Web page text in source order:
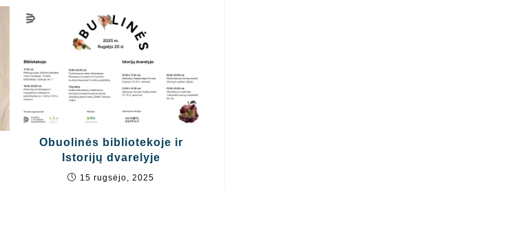
Obuolinės bibliotekoje ir
Istorijų dvarelyje
15 rugsėjo, 2025